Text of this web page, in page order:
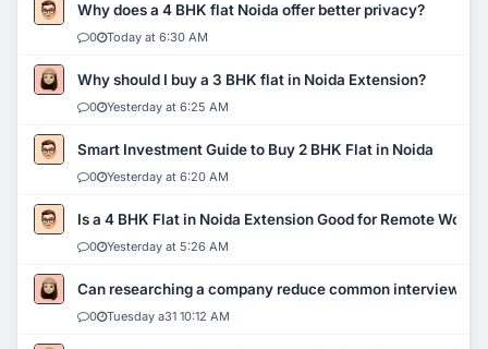
Why does a 4 BHK flat Noida offer better privacy?
0 Today at 6:30 AM
Why should I buy a 3 BHK flat in Noida Extension?
0 Yesterday at 6:25 AM
Smart Investment Guide to Buy 2 BHK Flat in Noida
0 Yesterday at 6:20 AM
Is a 4 BHK Flat in Noida Extension Good for Remote Work?
0 Yesterday at 5:26 AM
Can researching a company reduce common interview
0 Tuesday a31 10:12 AM